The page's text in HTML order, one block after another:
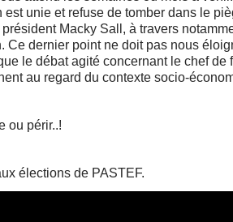
unie et refuse de tomber dans le
Macky Sall, à travers
Ce dernier point ne doit pas nous
le débat agité concernant le chef de
au regard du contexte socio-
ou périr..!
élections de PASTEF.